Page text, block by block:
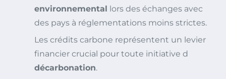
environnemental lors des échanges avec
des pays à réglementations moins strictes.
Les crédits carbone représentent un levier
financier crucial pour toute initiative d
décarbonation.